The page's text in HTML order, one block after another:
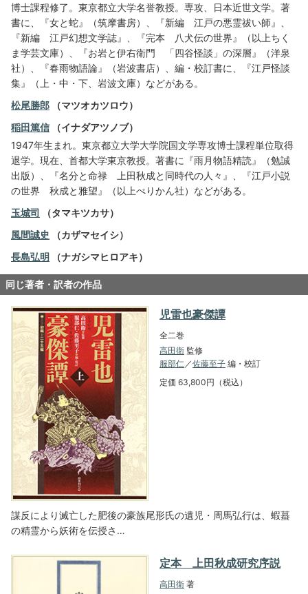
博士課程修了。東京都立大学名誉教授。専攻、日本近世文学。著
書に、『女と蛇』（筑摩書房）、『新編 江戸の悪霊祓い師』、
『新編 江戸幻想文学誌』、『完本 八犬伝の世界』（以上ちく
ま学芸文庫）、『お岩と伊右衛門 「四谷怪談」の深層』（洋泉
社）、『春雨物語論』（岩波書店）、編・校訂書に、『江戸怪談
集』（上・中・下、岩波文庫）などがある。
松尾勝郎 （マツオカツロウ）
稲田篤信 （イナダアツノブ）
1947年生まれ。東京都立大学大学院国文学専攻博士課程単位取得
退学。現在、首都大学東京教授。著書に『雨月物語精読』（勉誠
出版）、『名分と命禄 上田秋成と同時代の人々』、『江戸小説
の世界 秋成と雅望』（以上ぺりかん社）などがある。
玉城司
（タマキツカサ）
風間誠史 （カザマセイシ）
長島弘明 （ナガシマヒロアキ）
同じ著者・訳者の作品
児雷也豪傑譚
全二巻
高田衛 監修
服部仁 ／佐藤至子 編・校訂
定価 63,800円（税込）
謀反により滅亡した肥後の豪族尾形氏の遺児・周馬弘行は、蝦蟇
の精霊から妖術を伝授さ…
定本 上田秋成研究序説
高田衛 著